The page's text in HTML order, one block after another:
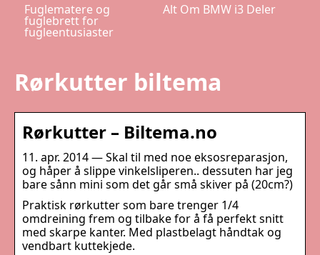
Fuglematere og
fuglebrett for
fugleentusiaster
Alt Om BMW i3 Deler
Rørkutter biltema
Rørkutter – Biltema.no
11. apr. 2014 — Skal til med noe eksosreparasjon,
og håper å slippe vinkelsliperen.. dessuten har jeg
bare sånn mini som det går små skiver på (20cm?)
Praktisk rørkutter som bare trenger 1/4
omdreining frem og tilbake for å få perfekt snitt
med skarpe kanter. Med plastbelagt håndtak og
vendbart kuttekjede.